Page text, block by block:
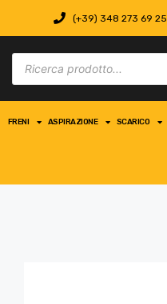
(+39) 348 273 69 25
FRENI ASPIRAZIONE SCARICO